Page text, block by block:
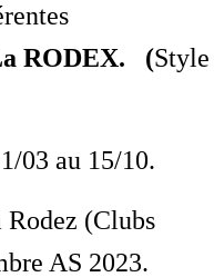
RODEX. (Style
03 au 15/10.
(Clubs
AS 2023.